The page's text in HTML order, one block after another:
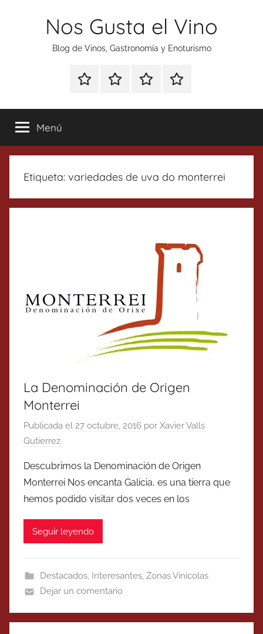
Nos Gusta el Vino
Blog de Vinos, Gastronomía y Enoturismo
Especial
Tonics
Enoturismo
Gastronomía
RankingContacto
Menú
Etiqueta: variedades de uva do monterrei
La Denominación de Origen
Monterrei
Publicada el 27 octubre, 2016 por Xavier Valls
Gutierrez
Descubrimos la Denominación de Origen
Monterrei Nos encanta Galicia, es una tierra que
hemos podido visitar dos veces en los
Seguir leyendo
Destacados, Interesantes, Zonas Vinicolas
Dejar un comentario